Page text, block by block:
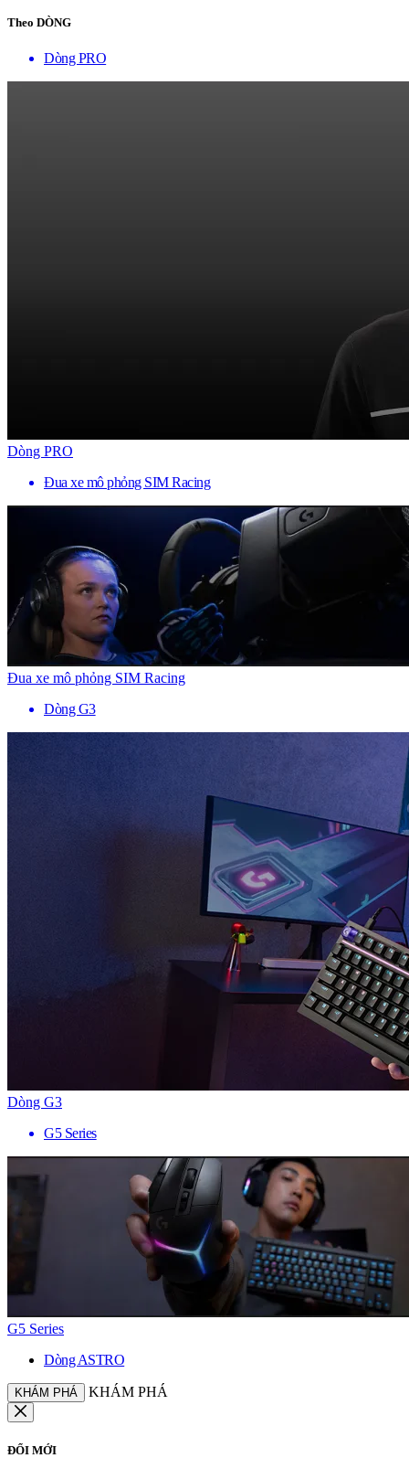
Theo DÒNG
Dòng PRO
Dòng PRO
Đua xe mô phỏng SIM Racing
Đua xe mô phỏng SIM Racing
Dòng G3
Dòng G3
G5 Series
G5 Series
Dòng ASTRO
KHÁM PHÁ KHÁM PHÁ
ĐỔI MỚI